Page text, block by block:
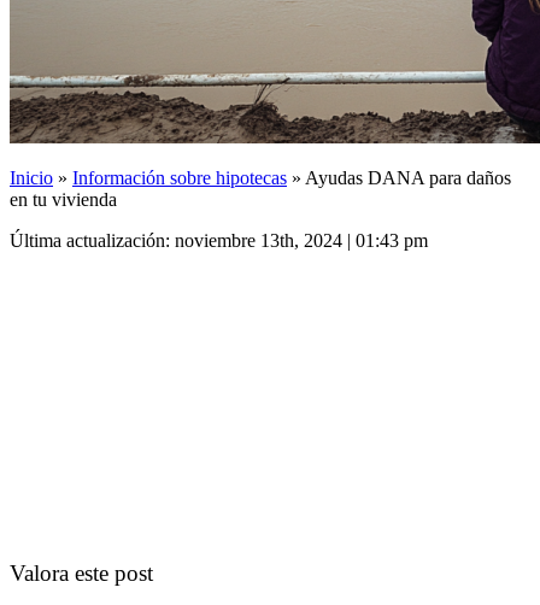
Inicio » Información sobre hipotecas » Ayudas DANA para daños
en tu vivienda
Última actualización: noviembre 13th, 2024 | 01:43 pm
Valora este post